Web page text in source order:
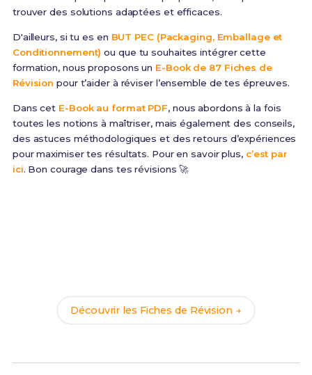
trouver des solutions adaptées et efficaces.
D'ailleurs, si tu es en BUT PEC (Packaging, Emballage et
Conditionnement) ou que tu souhaites intégrer cette
formation, nous proposons un E-Book de 87 Fiches de
Révision pour t’aider à réviser l’ensemble de tes épreuves.
Dans cet E-Book au format PDF, nous abordons à la fois
toutes les notions à maîtriser, mais également des conseils,
des astuces méthodologiques et des retours d’expériences
pour maximiser tes résultats. Pour en savoir plus, c’est par
ici. Bon courage dans tes révisions 🚀
Découvrir les Fiches de Révision →